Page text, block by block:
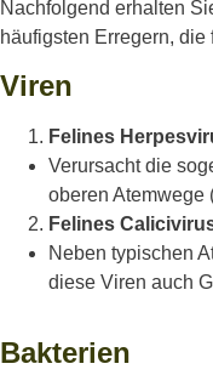
Nachfolgend erhalten
häufigsten Erregern,
Viren
Felines
Verursacht die
oberen Atemwege
Felines
Neben typischen
diese Viren auch
Bakterien